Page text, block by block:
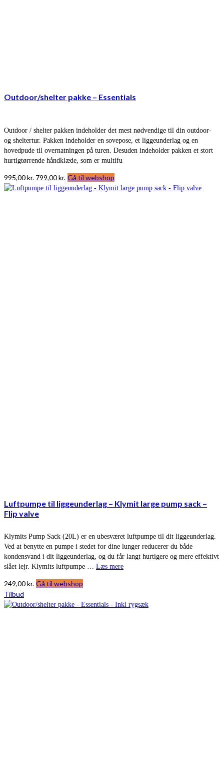
Outdoor/shelter pakke – Essentials
Outdoor / shelter pakken indeholder det mest nødvendige til din outdoor-
og sheltertur. Pakken indeholder en sovepose, et liggeunderlag og en
hovedpude til overnatningen på turen. Desuden indeholder pakken et stort
hurtigtørrende håndklæde, som er multifu
995,00kr. Den
oprindelige
799,00kr. Den
aktuelle
Gå til webshop
Luftpumpe til liggeunderlag – Klymit large pump sack –
Flip valve
Klymits Pump Sack (20L) er en ubesværet luftpumpe til dit liggeunderlag.
Ved at benytte en pumpe i stedet for dine lunger reducerer du både
kondensvand i dit liggeunderlag, og du får langt hurtigere og mere effektivt
slået lejr. Klymits luftpumpe … Læs mere
249,00kr. Gå til webshop
Tilbud